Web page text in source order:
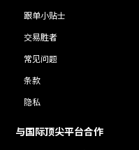
跟单小贴士
交易胜者
常见问题
条款
隐私
与国际顶尖平台合作